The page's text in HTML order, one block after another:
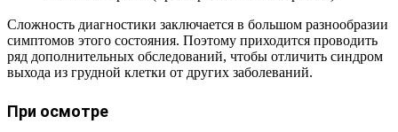
Сложность диагностики заключается в большом разнообразии
симптомов этого состояния. Поэтому приходится проводить
ряд дополнительных обследований, чтобы отличить синдром
выхода из грудной клетки от других заболеваний.
При осмотре